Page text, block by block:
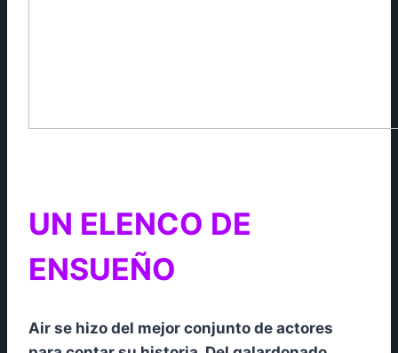
UN ELENCO DE
ENSUEÑO
Air se hizo del mejor conjunto de actores